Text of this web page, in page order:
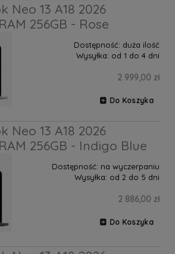
Neo 13 A18 2026
256GB - Rose
Dostępność: duża ilość
Wysyłka: od 1 do 4 dni
2 999,00 zł
Do Koszyka
Neo 13 A18 2026
256GB - Indigo Blue
Dostępność: na wyczerpaniu
Wysyłka: od 2 do 5 dni
2 886,00 zł
Do Koszyka